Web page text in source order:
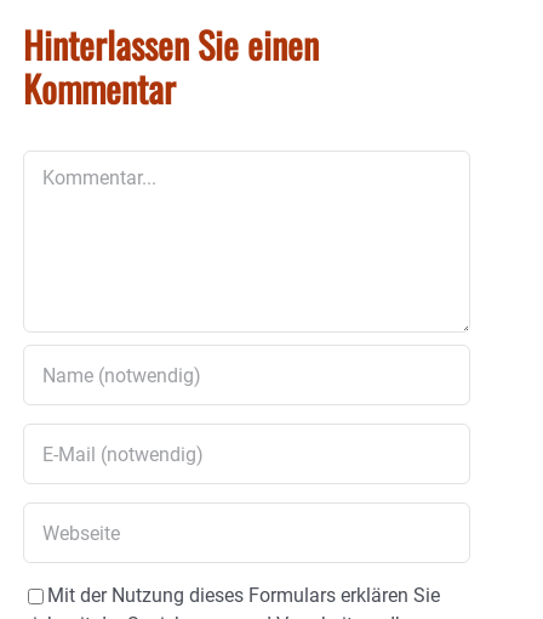
Hinterlassen Sie einen
Kommentar
Mit der Nutzung dieses Formulars erklären Sie